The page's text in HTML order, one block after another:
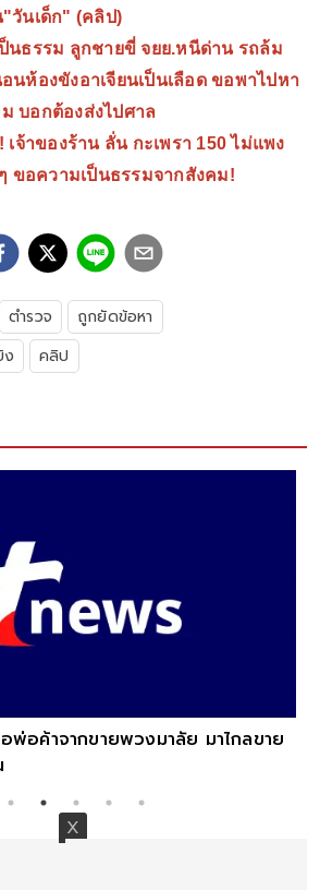
วันเด็ก" (คลิป)
นธรรม ลูกชายขี่ จยย.หนีด่าน รถล้ม
นห้องขังอาเจียนเป็นเลือด ขอพาไปหา
บอกต้องส่งไปศาล
จ้าของร้าน ลั่น กะเพรา 150 ไม่แพง
ขอความเป็นธรรมจากสังคม!
ตำรวจ
ถูกยัดข้อหา
ง คลิป
พ่อค้าจากขายพวงมาลัย มาไกลขาย